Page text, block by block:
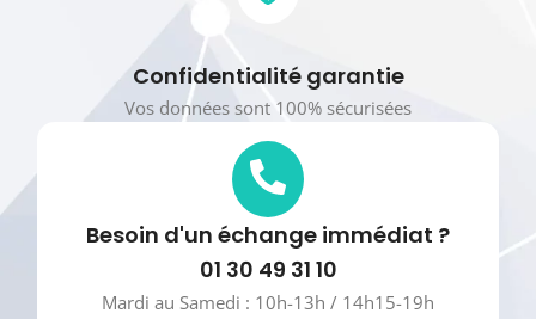
Confidentialité garantie
Vos données sont 100% sécurisées
Besoin d'un échange immédiat ?
01 30 49 31 10
Mardi au Samedi : 10h-13h / 14h15-19h